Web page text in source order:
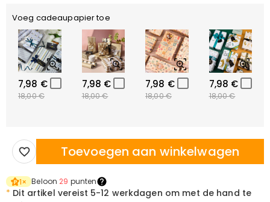
Voeg cadeaupapier toe
7,98 €
18,00 €
7,98 €
18,00 €
7,98 €
18,00 €
7,98 €
18,00 €
Toevoegen aan winkelwagen
1× Beloon 29 punten
* Dit artikel vereist 5-12 werkdagen om met de hand te